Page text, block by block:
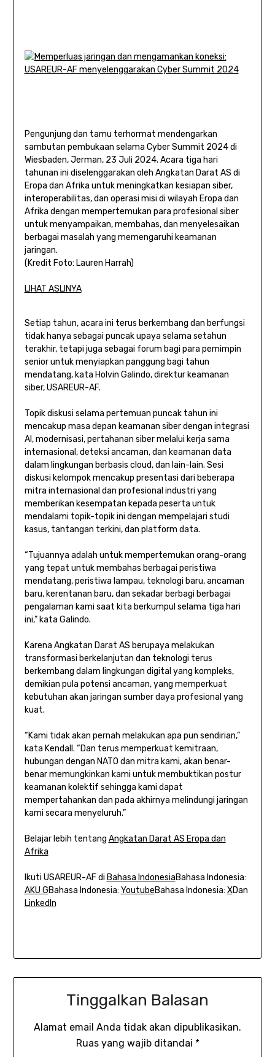
Pengunjung dan tamu terhormat mendengarkan
sambutan pembukaan selama Cyber ​​Summit 2024 di
Wiesbaden, Jerman, 23 Juli 2024. Acara tiga hari
tahunan ini diselenggarakan oleh Angkatan Darat AS di
Eropa dan Afrika untuk meningkatkan kesiapan siber,
interoperabilitas, dan operasi misi di wilayah Eropa dan
Afrika dengan mempertemukan para profesional siber
untuk menyampaikan, membahas, dan menyelesaikan
berbagai masalah yang memengaruhi keamanan
jaringan.
(Kredit Foto: Lauren Harrah)
LIHAT ASLINYA
Setiap tahun, acara ini terus berkembang dan berfungsi
tidak hanya sebagai puncak upaya selama setahun
terakhir, tetapi juga sebagai forum bagi para pemimpin
senior untuk menyiapkan panggung bagi tahun
mendatang, kata Holvin Galindo, direktur keamanan
siber, USAREUR-AF.
Topik diskusi selama pertemuan puncak tahun ini
mencakup masa depan keamanan siber dengan integrasi
AI, modernisasi, pertahanan siber melalui kerja sama
internasional, deteksi ancaman, dan keamanan data
dalam lingkungan berbasis cloud, dan lain-lain. Sesi
diskusi kelompok mencakup presentasi dari beberapa
mitra internasional dan profesional industri yang
memberikan kesempatan kepada peserta untuk
mendalami topik-topik ini dengan mempelajari studi
kasus, tantangan terkini, dan platform data.
“Tujuannya adalah untuk mempertemukan orang-orang
yang tepat untuk membahas berbagai peristiwa
mendatang, peristiwa lampau, teknologi baru, ancaman
baru, kerentanan baru, dan sekadar berbagi berbagai
pengalaman kami saat kita berkumpul selama tiga hari
ini,” kata Galindo.
Karena Angkatan Darat AS berupaya melakukan
transformasi berkelanjutan dan teknologi terus
berkembang dalam lingkungan digital yang kompleks,
demikian pula potensi ancaman, yang memperkuat
kebutuhan akan jaringan sumber daya profesional yang
kuat.
“Kami tidak akan pernah melakukan apa pun sendirian,”
kata Kendall. “Dan terus memperkuat kemitraan,
hubungan dengan NATO dan mitra kami, akan benar-
benar memungkinkan kami untuk membuktikan postur
keamanan kolektif sehingga kami dapat
mempertahankan dan pada akhirnya melindungi jaringan
kami secara menyeluruh.”
Belajar lebih tentang Angkatan Darat AS Eropa dan
Afrika
Ikuti USAREUR-AF di Bahasa IndonesiaBahasa Indonesia:
AKU GBahasa Indonesia: YoutubeBahasa Indonesia: XDan
LinkedIn
Tinggalkan Balasan
Alamat email Anda tidak akan dipublikasikan.
Ruas yang wajib ditandai *